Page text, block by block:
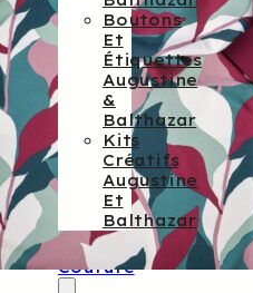
Boutons
Et
Étiquettes
Augustine
&
Balthazar
Kits
Créatifs
Augustine
Et
Balthazar
Patrons
De
Couture